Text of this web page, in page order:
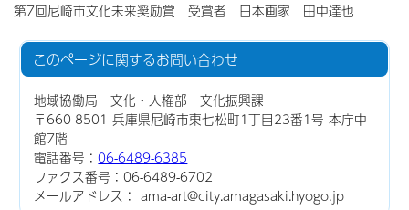
第7回尼崎市文化未来奨励賞 受賞者 日本画家 田中達也
このページに関するお問い合わせ
地域協働局 文化・人権部 文化振興課
〒660-8501 兵庫県尼崎市東七松町1丁目23番1号 本庁中
館7階
電話番号：06-6489-6385
ファクス番号：06-6489-6702
メールアドレス： ama-art@city.amagasaki.hyogo.jp